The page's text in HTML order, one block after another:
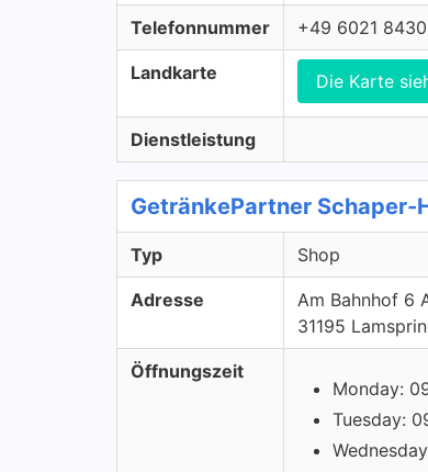
Telefonnummer +49 6021 8430
Landkarte Die Karte
Dienstleistung
GetränkePartner Schaper-
Typ Shop
Adresse
Am Bahnhof 6
31195
Öffnungszeit
Monday:
Tuesday: